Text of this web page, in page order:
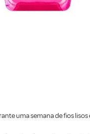
uma semana de fios